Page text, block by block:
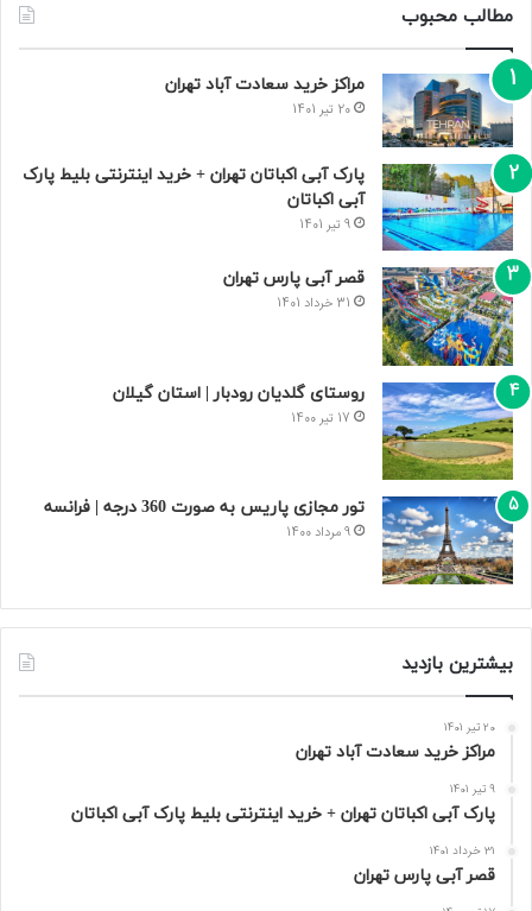
مطالب محبوب
مراکز خرید سعادت‌ آباد تهران
20 تیر 1401
پارک آبی اکباتان تهران + خرید اینترنتی بلیط پارک
آبی اکباتان
9 تیر 1401
قصر آبی پارس تهران
31 خرداد 1401
روستای گلدیان رودبار | استان گیلان
17 تیر 1400
تور مجازی پاریس به صورت 360 درجه | فرانسه
9 مرداد 1400
بیشترین بازدید
20 تیر 1401
مراکز خرید سعادت‌ آباد تهران
9 تیر 1401
پارک آبی اکباتان تهران + خرید اینترنتی بلیط پارک آبی اکباتان
31 خرداد 1401
قصر آبی پارس تهران